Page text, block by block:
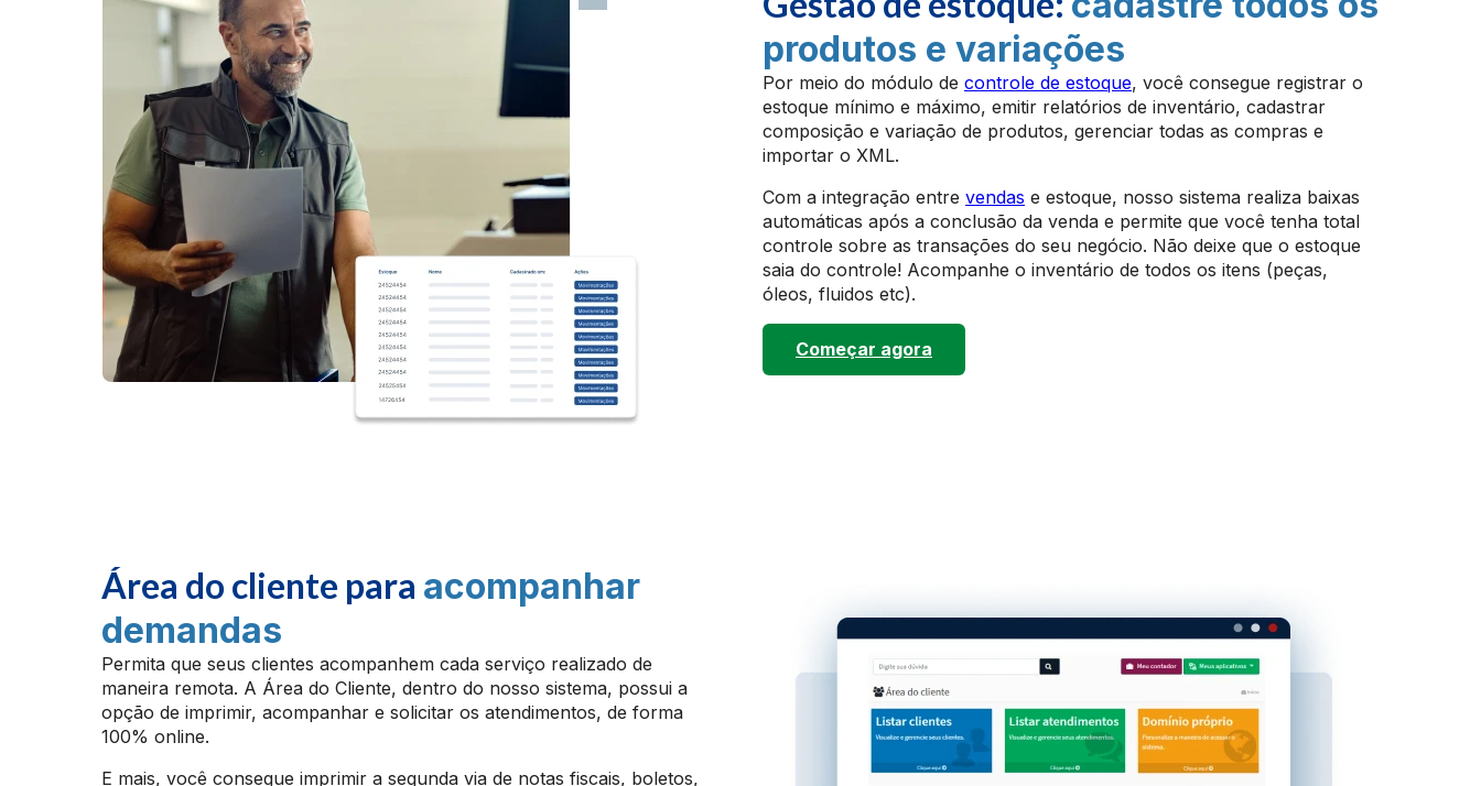
produtos e variações
Por meio do módulo de controle de estoque, você consegue registrar o
estoque mínimo e máximo, emitir relatórios de inventário, cadastrar
composição e variação de produtos, gerenciar todas as compras e
importar o XML.
Com a integração entre vendas e estoque, nosso sistema realiza baixas
automáticas após a conclusão da venda e permite que você tenha total
controle sobre as transações do seu negócio. Não deixe que o estoque
saia do controle! Acompanhe o inventário de todos os itens (peças,
óleos, fluidos etc).
Começar agora
Área do cliente para acompanhar
demandas
Permita que seus clientes acompanhem cada serviço realizado de
maneira remota. A Área do Cliente, dentro do nosso sistema, possui a
opção de imprimir, acompanhar e solicitar os atendimentos, de forma
100% online.
E mais, você consegue imprimir a segunda via de notas fiscais, boletos,